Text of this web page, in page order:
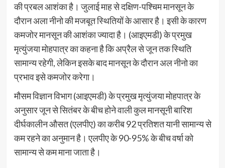
की प्रबल आशंका है। जुलाई माह से दक्षिण-पश्चिम मानसून के
दौरान अला नीनो की मजबूत स्थितियों के आसार है। इसी के कारण
कमजोर मानसून की आशंका ज्यादा है। (आइएमडी) के प्रमुख
मृत्युंजया मोहपात्र का कहना है कि अप्रैल से जून तक स्थिति
सामान्य रहेगी, लेकिन इसके बाद मानसून के दौरान अल नीनो का
प्रभाव इसे कमजोर करेगा।
मौसम विज्ञान विभाग (आइएमडी) के प्रमुख मृत्युंजया मोहपात्र के
अनुसार जून से सितंबर के बीच होने वाली कुल मानसूनी बारिश
दीर्घकालीन औसत (एलपीए) का करीब 92 प्रतिशत यानी सामान्य से
कम रहने का अनुमान है। एलपीए के 90-95% के बीच वर्षा को
सामान्य से कम माना जाता है।